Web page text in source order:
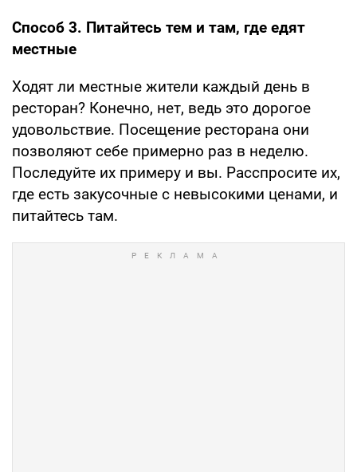
Способ 3. Питайтесь тем и там, где едят
местные
Ходят ли местные жители каждый день в
ресторан? Конечно, нет, ведь это дорогое
удовольствие. Посещение ресторана они
позволяют себе примерно раз в неделю.
Последуйте их примеру и вы. Расспросите их,
где есть закусочные с невысокими ценами, и
питайтесь там.